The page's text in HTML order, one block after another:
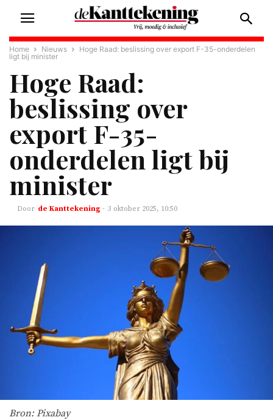
Home Nieuws
Hoge Raad: beslissing over export F-35-onderdelen
ligt bij minister
Hoge Raad:
beslissing over
export F-35-
onderdelen ligt bij
minister
de Kanttekening - 3 oktober 2025, 10:50
Bron: Pixabay